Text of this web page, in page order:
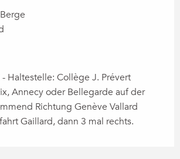
- Haltestelle: Collège J. Prévert
Annecy oder Bellegarde auf der
Richtung Genève Vallard
Gaillard, dann 3 mal rechts.